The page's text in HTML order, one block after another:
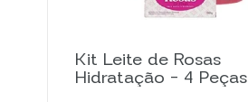
Kit Leite de Rosas
Hidratação - 4 Peças